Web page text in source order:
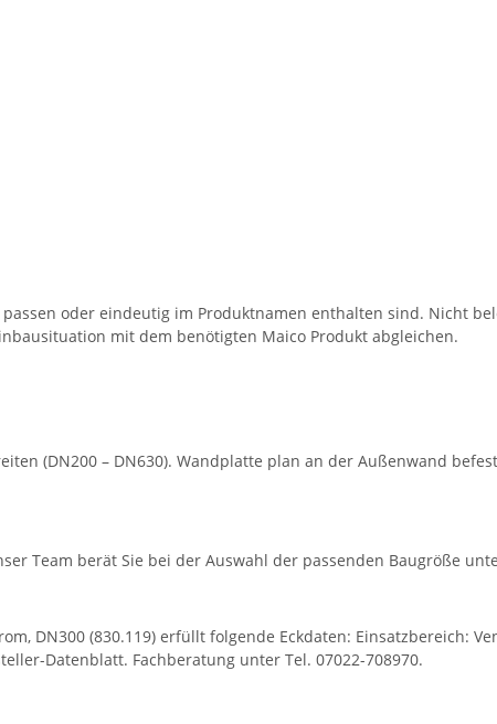
oder eindeutig im Produktnamen enthalten sind. Nicht
mit dem benötigten Maico Produkt abgleichen.
(DN200 – DN630). Wandplatte plan an der Außenwand
Team berät Sie bei der Auswahl der passenden Baugröße
DN300 (830.119) erfüllt folgende Eckdaten: Einsatzbereich:
Datenblatt. Fachberatung unter Tel. 07022-708970.